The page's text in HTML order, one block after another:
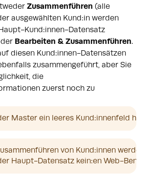
Zusammenführen (alle
ausgewählten Kund:in werden
Kund:innen-Datensatz
Bearbeiten & Zusammenführen.
diesen Kund:innen-Datensätzen
zusammengeführt, aber Sie
die
zuerst noch zu
Master ein leeres Kund:innenfeld hat,
von Kund:innen werden
Haupt-Datensatz kein:en Web-